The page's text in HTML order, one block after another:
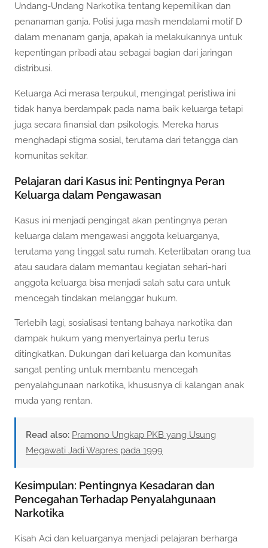
Undang-Undang Narkotika tentang kepemilikan dan
penanaman ganja. Polisi juga masih mendalami motif D
dalam menanam ganja, apakah ia melakukannya untuk
kepentingan pribadi atau sebagai bagian dari jaringan
distribusi.
Keluarga Aci merasa terpukul, mengingat peristiwa ini
tidak hanya berdampak pada nama baik keluarga tetapi
juga secara finansial dan psikologis. Mereka harus
menghadapi stigma sosial, terutama dari tetangga dan
komunitas sekitar.
Pelajaran dari Kasus ini: Pentingnya Peran
Keluarga dalam Pengawasan
Kasus ini menjadi pengingat akan pentingnya peran
keluarga dalam mengawasi anggota keluarganya,
terutama yang tinggal satu rumah. Keterlibatan orang tua
atau saudara dalam memantau kegiatan sehari-hari
anggota keluarga bisa menjadi salah satu cara untuk
mencegah tindakan melanggar hukum.
Terlebih lagi, sosialisasi tentang bahaya narkotika dan
dampak hukum yang menyertainya perlu terus
ditingkatkan. Dukungan dari keluarga dan komunitas
sangat penting untuk membantu mencegah
penyalahgunaan narkotika, khususnya di kalangan anak
muda yang rentan.
Read also: Pramono Ungkap PKB yang Usung
Megawati Jadi Wapres pada 1999
Kesimpulan: Pentingnya Kesadaran dan
Pencegahan Terhadap Penyalahgunaan
Narkotika
Kisah Aci dan keluarganya menjadi pelajaran berharga